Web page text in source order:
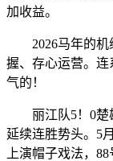
加收益。
2026马年的机
握、存心运营。
气的！
丽江队5！0楚雄
延续连胜势头。5
上演帽子戏法，